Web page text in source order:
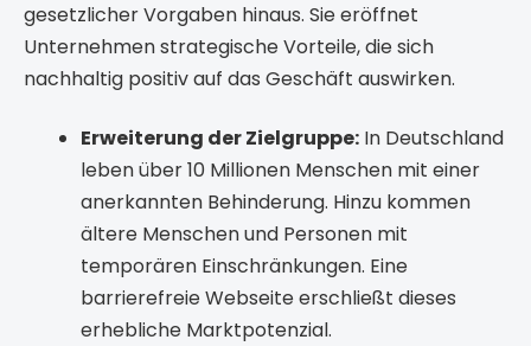
gesetzlicher Vorgaben hinaus. Sie eröffnet
Unternehmen strategische Vorteile, die sich
nachhaltig positiv auf das Geschäft auswirken.
Erweiterung der Zielgruppe: In Deutschland
leben über 10 Millionen Menschen mit einer
anerkannten Behinderung. Hinzu kommen
ältere Menschen und Personen mit
temporären Einschränkungen. Eine
barrierefreie Webseite erschließt dieses
erhebliche Marktpotenzial.